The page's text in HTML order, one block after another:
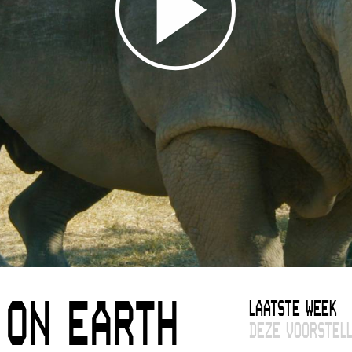
EARTH
LAATSTE WEEK
DEZE